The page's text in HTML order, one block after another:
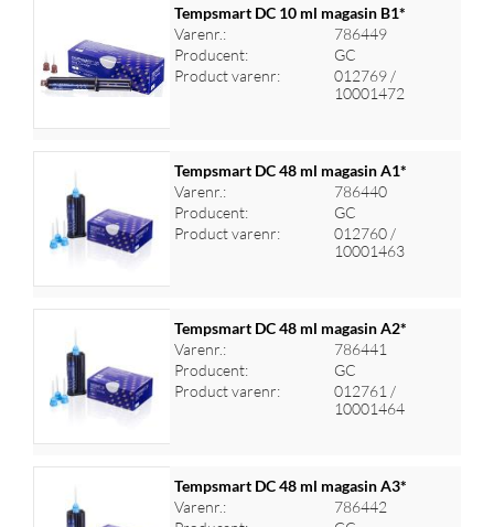
Log ind for at se priser
Tempsmart DC 10 ml magasin B1*
Varenr.:
786449
Producent:
GC
Product varenr:
012769 /
10001472
Log ind for at se priser
Tempsmart DC 48 ml magasin A1*
Varenr.:
786440
Producent:
GC
Product varenr:
012760 /
10001463
Log ind for at se priser
Tempsmart DC 48 ml magasin A2*
Varenr.:
786441
Producent:
GC
Product varenr:
012761 /
10001464
Tempsmart DC 48 ml magasin A3*
Varenr.:
786442